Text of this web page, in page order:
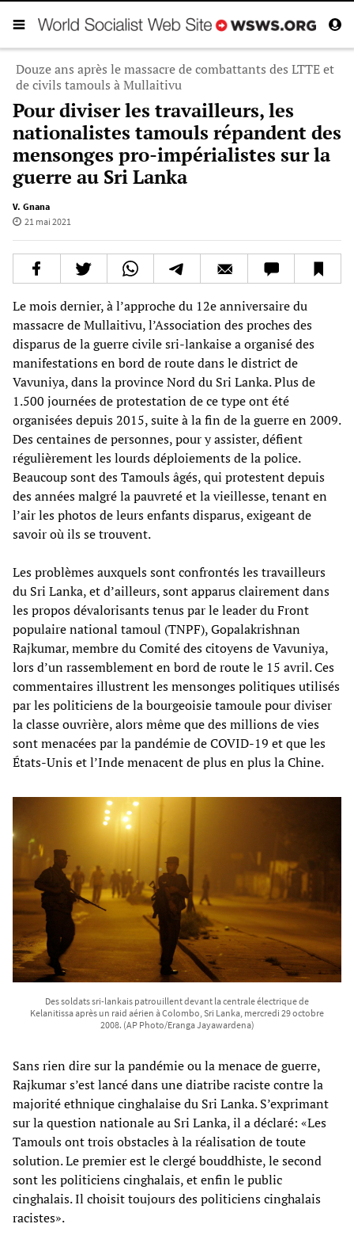
Douze ans après le massacre de combattants des LTTE et
de civils tamouls à Mullaitivu
Pour diviser les travailleurs, les
nationalistes tamouls répandent des
mensonges pro-impérialistes sur la
guerre au Sri Lanka
V. Gnana
21 mai 2021
Le mois dernier, à l’approche du 12e anniversaire du
massacre de Mullaitivu, l’Association des proches des
disparus de la guerre civile sri-lankaise a organisé des
manifestations en bord de route dans le district de
Vavuniya, dans la province Nord du Sri Lanka. Plus de
1.500 journées de protestation de ce type ont été
organisées depuis 2015, suite à la fin de la guerre en 2009.
Des centaines de personnes, pour y assister, défient
régulièrement les lourds déploiements de la police.
Beaucoup sont des Tamouls âgés, qui protestent depuis
des années malgré la pauvreté et la vieillesse, tenant en
l’air les photos de leurs enfants disparus, exigeant de
savoir où ils se trouvent.
Les problèmes auxquels sont confrontés les travailleurs
du Sri Lanka, et d’ailleurs, sont apparus clairement dans
les propos dévalorisants tenus par le leader du Front
populaire national tamoul (TNPF), Gopalakrishnan
Rajkumar, membre du Comité des citoyens de Vavuniya,
lors d’un rassemblement en bord de route le 15 avril. Ces
commentaires illustrent les mensonges politiques utilisés
par les politiciens de la bourgeoisie tamoule pour diviser
la classe ouvrière, alors même que des millions de vies
sont menacées par la pandémie de COVID-19 et que les
États-Unis et l’Inde menacent de plus en plus la Chine.
Des soldats sri-lankais patrouillent devant la centrale électrique de
Kelanitissa après un raid aérien à Colombo, Sri Lanka, mercredi 29 octobre
2008. (AP Photo/Eranga Jayawardena)
Sans rien dire sur la pandémie ou la menace de guerre,
Rajkumar s’est lancé dans une diatribe raciste contre la
majorité ethnique cinghalaise du Sri Lanka. S’exprimant
sur la question nationale au Sri Lanka, il a déclaré: «Les
Tamouls ont trois obstacles à la réalisation de toute
solution. Le premier est le clergé bouddhiste, le second
sont les politiciens cinghalais, et enfin le public
cinghalais. Il choisit toujours des politiciens cinghalais
racistes».